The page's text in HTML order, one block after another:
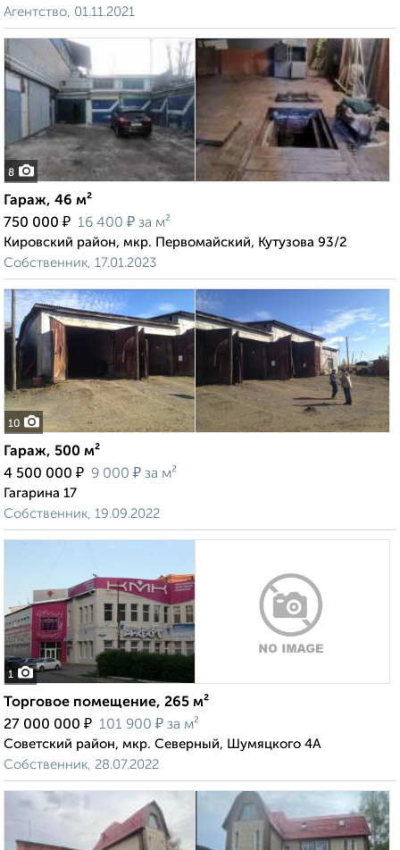
Агентство, 01.11.2021
8
Гараж, 46 м²
750 000 ₽ 16 400 ₽ за м²
Кировский район, мкр. Первомайский, Кутузова 93/2
Собственник, 17.01.2023
10
Гараж, 500 м²
4 500 000 ₽ 9 000 ₽ за м²
Гагарина 17
Собственник, 19.09.2022
1
Торговое помещение, 265 м²
27 000 000 ₽ 101 900 ₽ за м²
Советский район, мкр. Северный, Шумяцкого 4А
Собственник, 28.07.2022